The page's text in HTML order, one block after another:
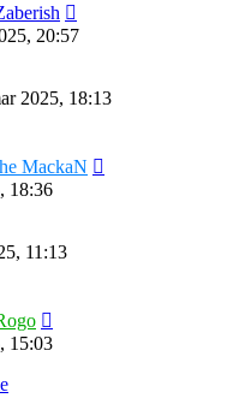
20:57
2025, 18:13
MackaN
18:36
11:13
15:03